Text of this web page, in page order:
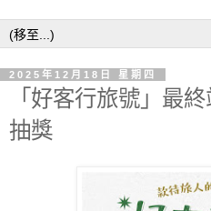
2025年12月18日 星期四
「好客行旅號」最
抽獎